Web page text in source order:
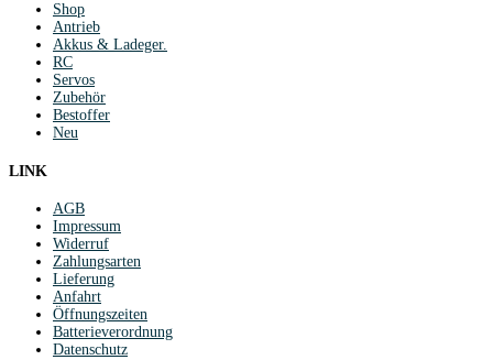
Shop
Antrieb
Akkus & Ladeger.
RC
Servos
Zubehör
Bestoffer
Neu
LINK
AGB
Impressum
Widerruf
Zahlungsarten
Lieferung
Anfahrt
Öffnungszeiten
Batterieverordnung
Datenschutz